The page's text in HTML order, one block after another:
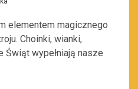
elementem magicznego
Choinki, wianki,
wypełniają nasze